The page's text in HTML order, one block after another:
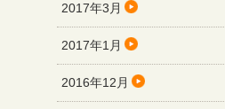
2017年3月
2017年1月
2016年12月